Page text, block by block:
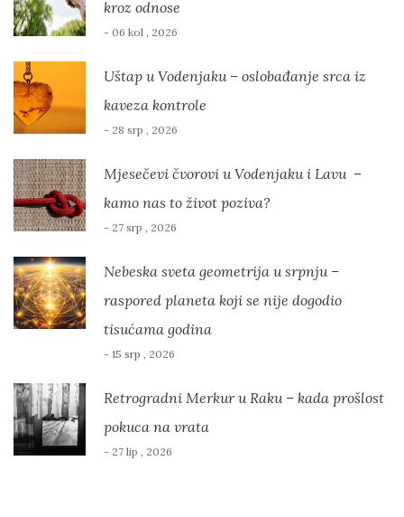
kroz odnose
- 06 kol , 2026
Uštap u Vodenjaku – oslobađanje srca iz
kaveza kontrole
- 28 srp , 2026
Mjesečevi čvorovi u Vodenjaku i Lavu –
kamo nas to život poziva?
- 27 srp , 2026
Nebeska sveta geometrija u srpnju –
raspored planeta koji se nije dogodio
tisućama godina
- 15 srp , 2026
Retrogradni Merkur u Raku – kada prošlost
pokuca na vrata
- 27 lip , 2026